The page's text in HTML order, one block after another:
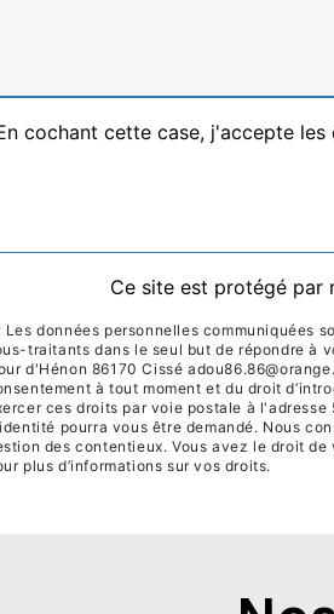
cochant cette case, j'accepte
Ce site est protégé par
Les données personnelles communiquées
traitants dans le seul but de répondre à
d'Hénon 86170 Cissé
à tout moment et du droit
ces droits par voie postale à
pourra vous être demandé. Nous
des contentieux. Vous avez le droit
plus d’informations sur vos droits.